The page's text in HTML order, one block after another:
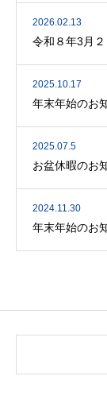
2026.02.13
令和８年3月
2025.10.17
年末年始のお
2025.07.5
お盆休暇のお
2024.11.30
年末年始のお